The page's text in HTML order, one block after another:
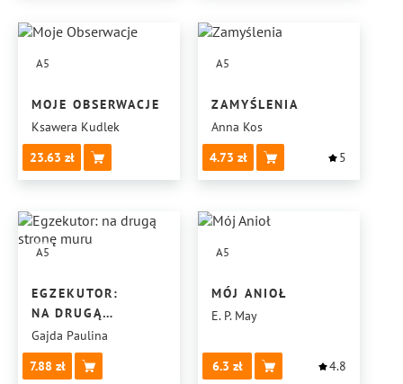
A5
MOJE OBSERWACJE
Ksawera Kudlek
23.63
A5
ZAMYŚLENIA
Anna Kos
4.73
5
A5
EGZEKUTOR:
NA DRUGĄ
STRONĘ MURU
Gajda Paulina
7.88
A5
MÓJ ANIOŁ
E. P. May
6.3 4.8